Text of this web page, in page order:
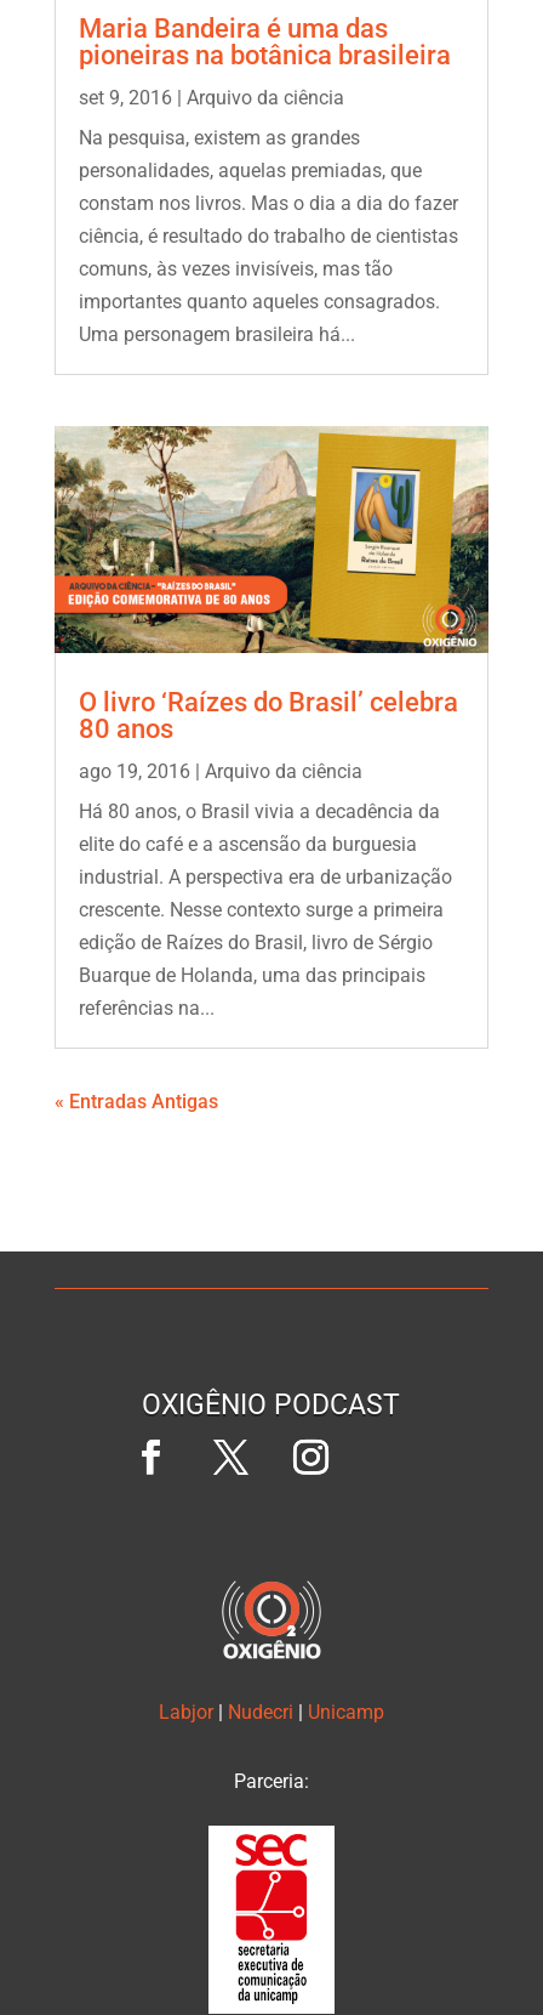
Maria Bandeira é uma das
pioneiras na botânica brasileira
set 9, 2016| Arquivo da ciência
Na pesquisa, existem as grandes
personalidades, aquelas premiadas, que
constam nos livros. Mas o dia a dia do fazer
ciência, é resultado do trabalho de cientistas
comuns, às vezes invisíveis, mas tão
importantes quanto aqueles consagrados.
Uma personagem brasileira há...
O livro ‘Raízes do Brasil’ celebra
80 anos
ago 19, 2016| Arquivo da ciência
Há 80 anos, o Brasil vivia a decadência da
elite do café e a ascensão da burguesia
industrial. A perspectiva era de urbanização
crescente. Nesse contexto surge a primeira
edição de Raízes do Brasil, livro de Sérgio
Buarque de Holanda, uma das principais
referências na...
« Entradas Antigas
OXIGÊNIO PODCAST
Labjor Nudecri Unicamp
Parceria: